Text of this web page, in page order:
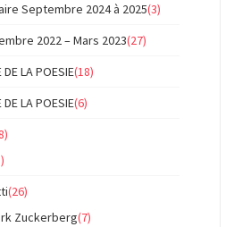
Septembre 2024 à 2025(3)
2022 – Mars 2023(27)
LA POESIE(18)
LA POESIE(6)
(26)
Zuckerberg(7)